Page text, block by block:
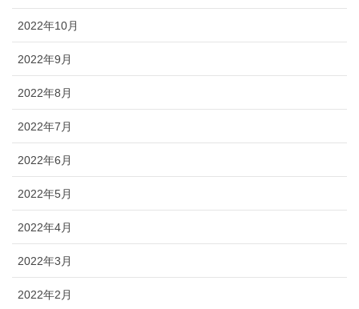
2022年10月
2022年9月
2022年8月
2022年7月
2022年6月
2022年5月
2022年4月
2022年3月
2022年2月